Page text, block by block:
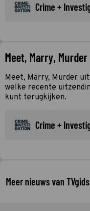
Crime +
Meet, Marry,
Meet, Marry, Murder
welke recente
kunt terugkijken.
Crime +
Meer nieuws van